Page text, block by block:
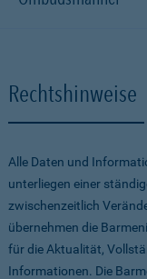
Rechtshinweise
Alle Daten und
unterliegen einer
zwischenzeitlich
übernehmen die
für die Aktualität,
Informationen. Die